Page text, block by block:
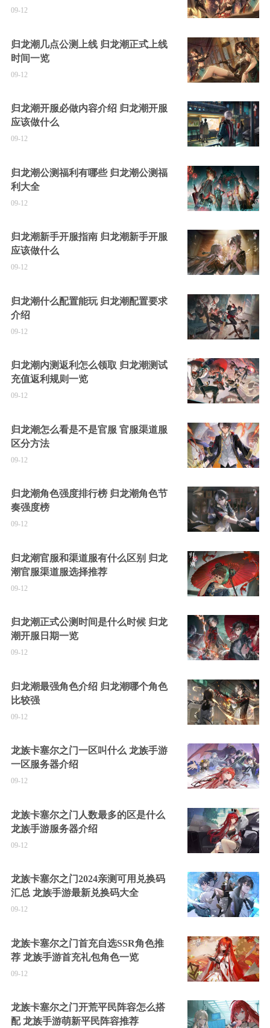
09-12
归龙潮几点公测上线 归龙潮正式上线
时间一览
09-12
归龙潮开服必做内容介绍 归龙潮开服
应该做什么
09-12
归龙潮公测福利有哪些 归龙潮公测福
利大全
09-12
归龙潮新手开服指南 归龙潮新手开服
应该做什么
09-12
归龙潮什么配置能玩 归龙潮配置要求
介绍
09-12
归龙潮内测返利怎么领取 归龙潮测试
充值返利规则一览
09-12
归龙潮怎么看是不是官服 官服渠道服
区分方法
09-12
归龙潮角色强度排行榜 归龙潮角色节
奏强度榜
09-12
归龙潮官服和渠道服有什么区别 归龙
潮官服渠道服选择推荐
09-12
归龙潮正式公测时间是什么时候 归龙
潮开服日期一览
09-12
归龙潮最强角色介绍 归龙潮哪个角色
比较强
09-12
龙族卡塞尔之门一区叫什么 龙族手游
一区服务器介绍
09-12
龙族卡塞尔之门人数最多的区是什么
龙族手游服务器介绍
09-12
龙族卡塞尔之门2024亲测可用兑换码
汇总 龙族手游最新兑换码大全
09-12
龙族卡塞尔之门首充自选SSR角色推
荐 龙族手游首充礼包角色一览
09-12
龙族卡塞尔之门开荒平民阵容怎么搭
配 龙族手游萌新平民阵容推荐